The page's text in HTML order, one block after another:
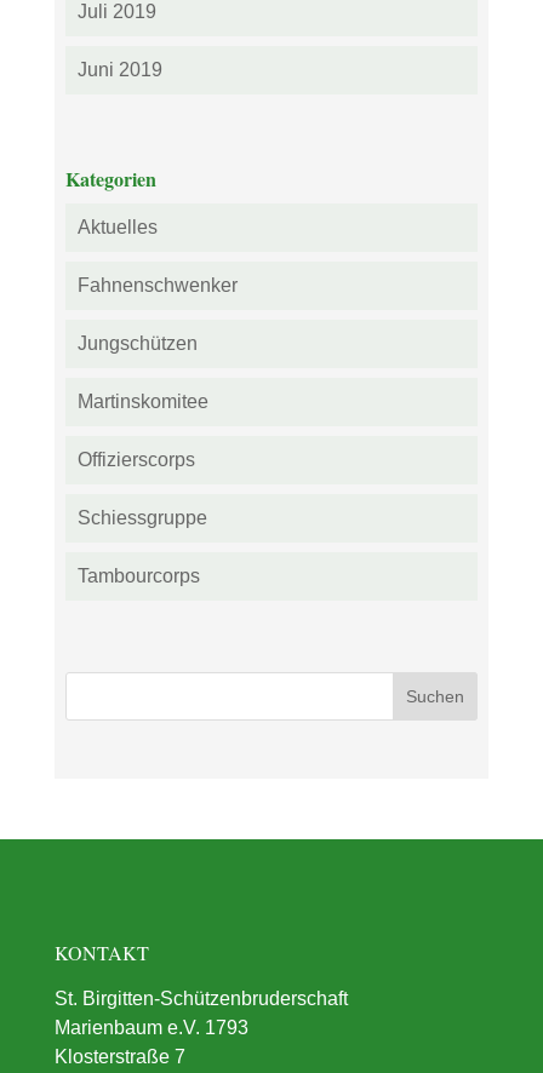
Juli 2019
Juni 2019
Kategorien
Aktuelles
Fahnenschwenker
Jungschützen
Martinskomitee
Offizierscorps
Schiessgruppe
Tambourcorps
KONTAKT
St. Birgitten-Schützenbruderschaft
Marienbaum e.V. 1793
Klosterstraße 7